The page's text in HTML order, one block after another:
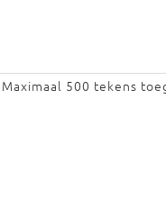
Maximaal 500 tekens